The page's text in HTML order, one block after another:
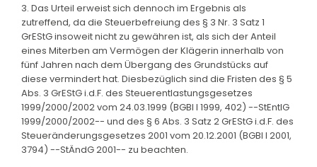
3. Das Urteil erweist sich dennoch im Ergebnis als
zutreffend, da die Steuerbefreiung des § 3 Nr. 3 Satz 1
GrEStG insoweit nicht zu gewähren ist, als sich der Anteil
eines Miterben am Vermögen der Klägerin innerhalb von
fünf Jahren nach dem Übergang des Grundstücks auf
diese vermindert hat. Diesbezüglich sind die Fristen des § 5
Abs. 3 GrEStG i.d.F. des Steuerentlastungsgesetzes
1999/2000/2002 vom 24.03.1999 (BGBl I 1999, 402) --StEntlG
1999/2000/2002-- und des § 6 Abs. 3 Satz 2 GrEStG i.d.F. des
Steueränderungsgesetzes 2001 vom 20.12.2001 (BGBl I 2001,
3794) --StÄndG 2001-- zu beachten.